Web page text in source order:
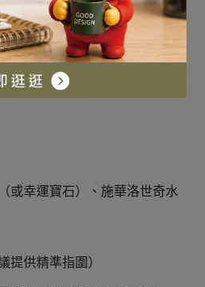
、內在穩定與迎向勝利的信念
你。
或幸運寶石）、施華洛世奇水
提供精準指圍）